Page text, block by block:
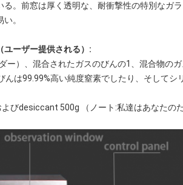
。前窓は厚く透明な、耐衝撃性の特別なガ
。
ユーザー提供される）:
ー）、混合されたガスのびんの1、混合物のガ
んは99.99%高い純度窒素でしたり、そして
びdesiccant 500g （ノート:私達はあなた